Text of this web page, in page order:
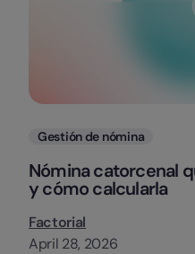
Categorias
Gestión de nómina
Nómina catorcenal
y cómo calcularla
Factorial
April 28, 2026